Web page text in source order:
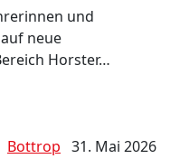
und
neue
Horster…
Bottrop 31. Mai 2026